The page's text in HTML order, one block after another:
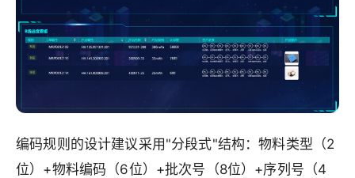
编码规则的设计建议采用"分段式"结构：物料类型（2
位）+物料编码（6位）+批次号（8位）+序列号（4